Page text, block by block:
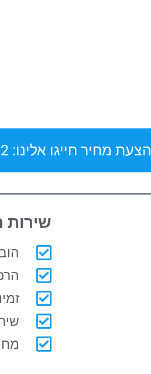
מחיר חייגו אלינו: 072-393-0002
שירות